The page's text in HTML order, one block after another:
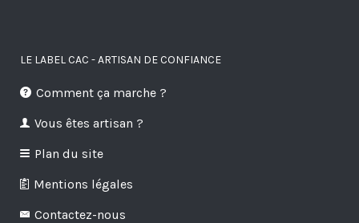
LE LABEL CAC - ARTISAN DE CONFIANCE
Comment ça marche ?
Vous êtes artisan ?
Plan du site
Mentions légales
Contactez-nous